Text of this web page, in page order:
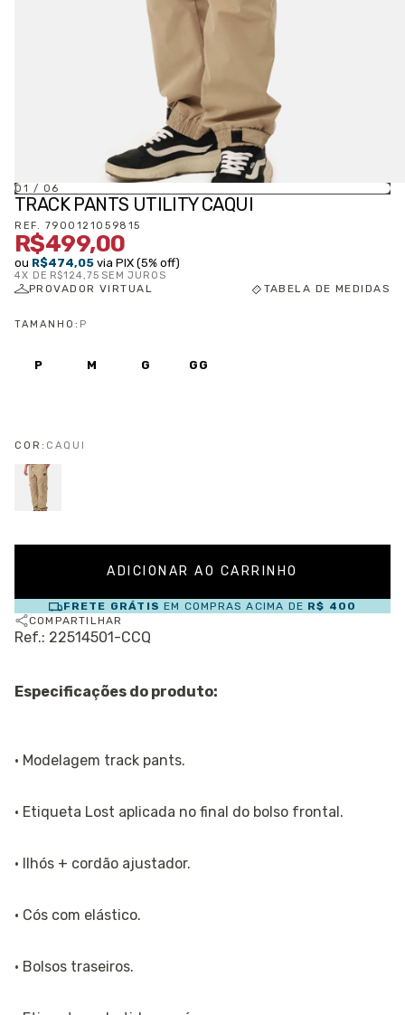
01 / 06
TRACK PANTS UTILITY CAQUI
REF. 7900121059815
R$499,00
ou R$474,05 via PIX (5% off)
4X DE R$124,75 SEM JUROS
PROVADOR VIRTUAL TABELA DE MEDIDAS
TAMANHO: P
P M G GG
COR: CAQUI
FRETE GRÁTIS EM COMPRAS ACIMA DE R$ 400
COMPARTILHAR
Ref.: 22514501-CCQ
Especificações do produto:
· Modelagem track pants.
· Etiqueta Lost aplicada no final do bolso frontal.
· Ilhós + cordão ajustador.
· Cós com elástico.
· Bolsos traseiros.